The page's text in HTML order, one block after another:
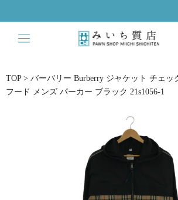
キ
て
コ
TOP > バーバリー Burberry ジャケット チェッ
フード メンズ パーカー ブラック 21s1056-1